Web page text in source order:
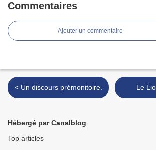
Commentaires
Ajouter un commentaire
< Un discours prémonitoire.
Hébergé par Canalblog
Top articles